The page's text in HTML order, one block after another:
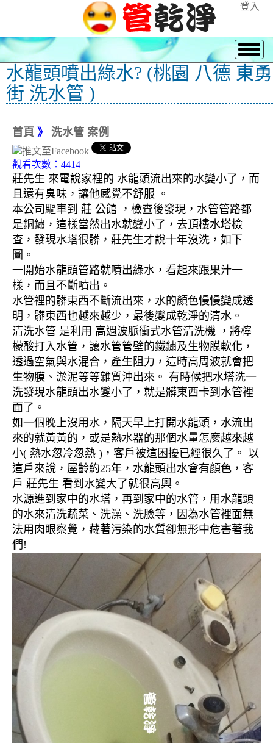
登入
水龍頭噴出綠水? (桃園 八德 東勇
街 洗水管 )
首頁 》 洗水管 案例
觀看次數：4414
莊先生 來電說家裡的 水龍頭流出來的水變小了，而
且還有臭味，讓他感覺不舒服 。
本公司驅車到 莊 公館 ，檢查後發現，水管管路都
是銅鏽，這樣當然出水就變小了，去頂樓水塔檢
查，發現水塔很髒，莊先生才說十年沒洗，如下
圖。
一開始水龍頭管路就噴出綠水，看起來跟果汁一
樣，而且不斷噴出。
水管裡的髒東西不斷流出來，水的顏色慢慢變成透
明，髒東西也越來越少，最後變成乾淨的清水。
清洗水管 是利用 高週波脈衝式水管清洗機 ，將檸
檬酸打入水管，讓水管管壁的鐵鏽及生物膜軟化，
透過空氣與水混合，產生阻力，這時高周波就會把
生物膜、淤泥等等雜質沖出來。 有時候把水塔洗一
洗發現水龍頭出水變小了，就是髒東西卡到水管裡
面了。
如一個晚上沒用水，隔天早上打開水龍頭，水流出
來的就黃黃的，或是熱水器的那個水量怎麼越來越
小( 熱水忽冷忽熱 )，客戶被這困擾已經很久了。 以
這戶來說，屋齡約25年，水龍頭出水會有顏色，客
戶 莊先生 看到水變大了就很高興。
水源進到家中的水塔，再到家中的水管，用水龍頭
的水來清洗蔬菜、洗澡、洗臉等，因為水管裡面無
法用肉眼察覺，藏著污染的水質卻無形中危害著我
們!